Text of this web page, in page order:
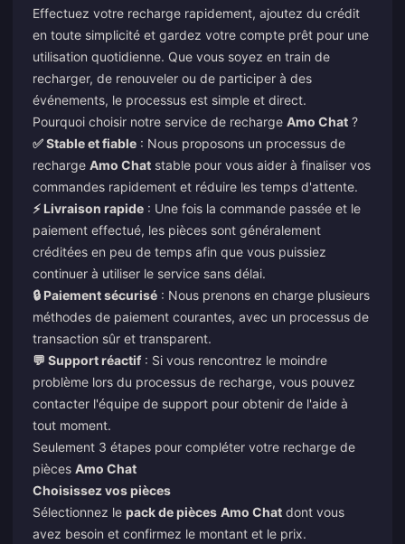
Effectuez votre recharge rapidement, ajoutez du crédit
en toute simplicité et gardez votre compte prêt pour une
utilisation quotidienne. Que vous soyez en train de
recharger, de renouveler ou de participer à des
événements, le processus est simple et direct.
Pourquoi choisir notre service de recharge Amo Chat ?
✅ Stable et fiable : Nous proposons un processus de
recharge Amo Chat stable pour vous aider à finaliser vos
commandes rapidement et réduire les temps d'attente.
⚡ Livraison rapide : Une fois la commande passée et le
paiement effectué, les pièces sont généralement
créditées en peu de temps afin que vous puissiez
continuer à utiliser le service sans délai.
🔒 Paiement sécurisé : Nous prenons en charge plusieurs
méthodes de paiement courantes, avec un processus de
transaction sûr et transparent.
💬 Support réactif : Si vous rencontrez le moindre
problème lors du processus de recharge, vous pouvez
contacter l'équipe de support pour obtenir de l'aide à
tout moment.
Seulement 3 étapes pour compléter votre recharge de
pièces Amo Chat
Choisissez vos pièces
Sélectionnez le pack de pièces Amo Chat dont vous
avez besoin et confirmez le montant et le prix.